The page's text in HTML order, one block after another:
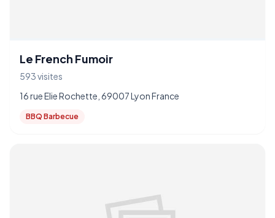
Le French Fumoir
593 visites
16 rue Elie Rochette, 69007 Lyon France
BBQ Barbecue